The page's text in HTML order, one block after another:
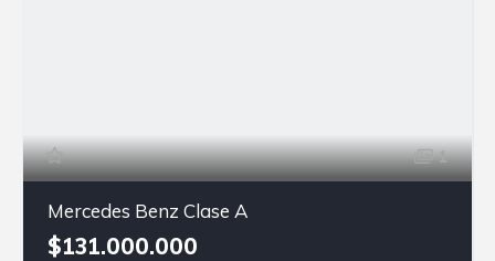
1
Mercedes Benz Clase A
$131.000.000